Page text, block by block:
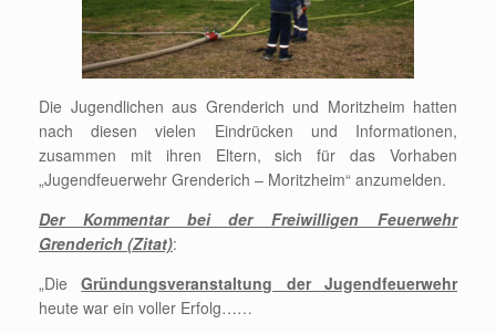
Die Jugendlichen aus Grenderich und Moritzheim hatten
nach diesen vielen Eindrücken und Informationen,
zusammen mit ihren Eltern, sich für das Vorhaben
„Jugendfeuerwehr Grenderich – Moritzheim“ anzumelden.
Der Kommentar bei der Freiwilligen Feuerwehr
Grenderich (Zitat):
„DieGründungsveranstaltung der Jugendfeuerwehr
heute war ein voller Erfolg……